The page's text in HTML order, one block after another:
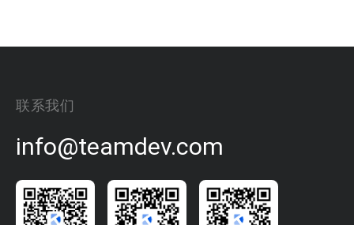
联系我们
info@teamdev.com